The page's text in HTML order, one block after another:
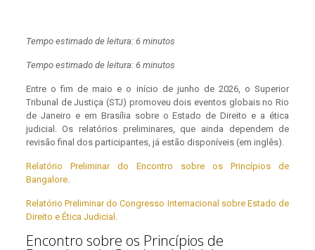
Tempo estimado de leitura: 6 minutos
Tempo estimado de leitura: 6 minutos
Entre o fim de maio e o início de junho de 2026, o Superior
Tribunal de Justiça (STJ) promoveu dois eventos globais no Rio
de Janeiro e em Brasília sobre o Estado de Direito e a ética
judicial. Os relatórios preliminares, que ainda dependem de
revisão final dos participantes, já estão disponíveis (em inglês).
Relatório Preliminar do Encontro sobre os Princípios de
Bangalore.
Relatório Preliminar do Congresso Internacional sobre Estado de
Direito e Ética Judicial .
Encontro sobre os Princípios de